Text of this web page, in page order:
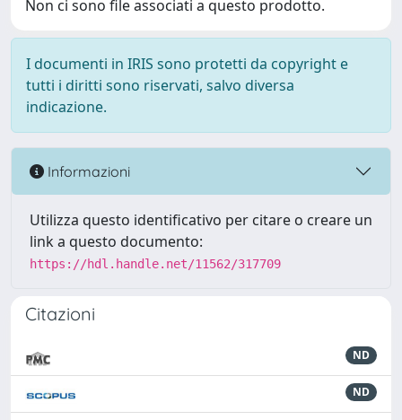
Non ci sono file associati a questo prodotto.
I documenti in IRIS sono protetti da copyright e
tutti i diritti sono riservati, salvo diversa
indicazione.
Informazioni
Utilizza questo identificativo per citare o creare un
link a questo documento:
https://hdl.handle.net/11562/317709
Citazioni
ND
ND